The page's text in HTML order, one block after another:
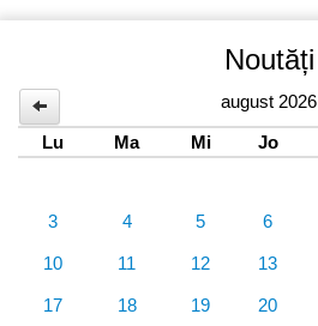
Noutăți
august 2026
Lu
Ma Mi Jo
3 4 5 6
10 11 12 13
17 18 19 20